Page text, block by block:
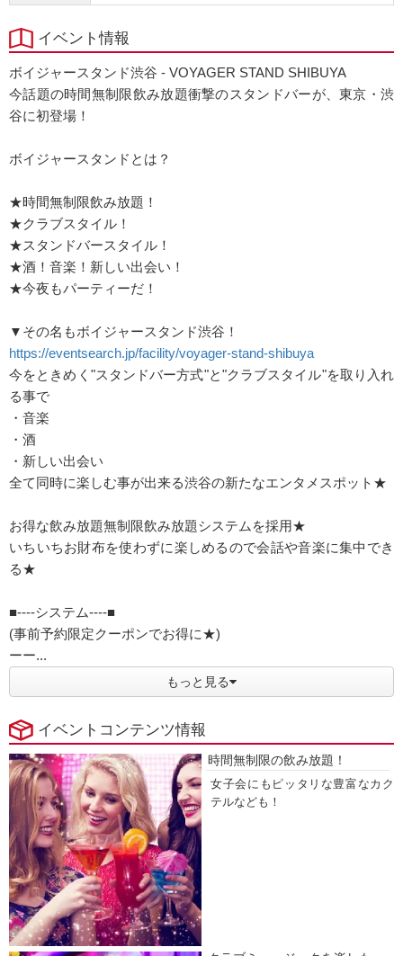
イベント情報
ボイジャースタンド渋谷 - VOYAGER STAND SHIBUYA
今話題の時間無制限飲み放題衝撃のスタンドバーが、東京・渋
谷に初登場！
ボイジャースタンドとは？
★時間無制限飲み放題！
★クラブスタイル！
★スタンドバースタイル！
★酒！音楽！新しい出会い！
★今夜もパーティーだ！
▼その名もボイジャースタンド渋谷！
https://eventsearch.jp/facility/voyager-stand-shibuya
今をときめく"スタンドバー方式"と"クラブスタイル"を取り入れ
る事で
・音楽
・酒
・新しい出会い
全て同時に楽しむ事が出来る渋谷の新たなエンタメスポット★
お得な飲み放題無制限飲み放題システムを採用★
いちいちお財布を使わずに楽しめるので会話や音楽に集中でき
る★
■----システム----■
(事前予約限定クーポンでお得に★)
ーー...
もっと見る
イベントコンテンツ情報
時間無制限の飲み放題！
女子会にもピッタリな豊富なカク
テルなども！